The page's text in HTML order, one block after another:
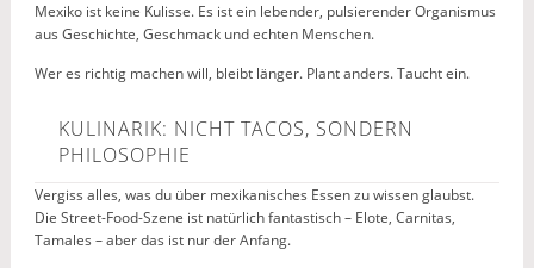
Mexiko ist keine Kulisse. Es ist ein lebender, pulsierender Organismus
aus Geschichte, Geschmack und echten Menschen.
Wer es richtig machen will, bleibt länger. Plant anders. Taucht ein.
KULINARIK: NICHT TACOS, SONDERN
PHILOSOPHIE
Vergiss alles, was du über mexikanisches Essen zu wissen glaubst.
Die Street-Food-Szene ist natürlich fantastisch – Elote, Carnitas,
Tamales – aber das ist nur der Anfang.